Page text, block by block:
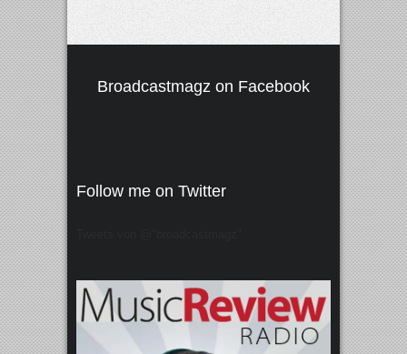
Broadcastmagz on Facebook
Follow me on Twitter